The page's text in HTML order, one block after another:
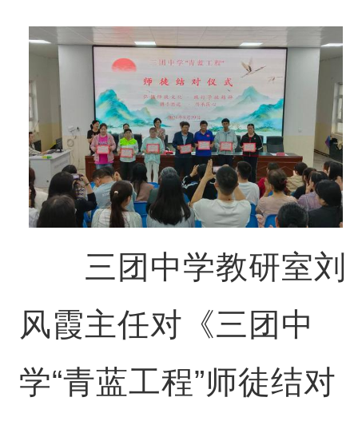
三团中学教研室刘
风霞主任对《三团中
学“青蓝工程”师徒结对